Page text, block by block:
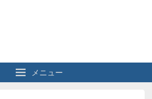
メニュー